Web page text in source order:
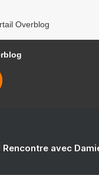
Overblog
avec